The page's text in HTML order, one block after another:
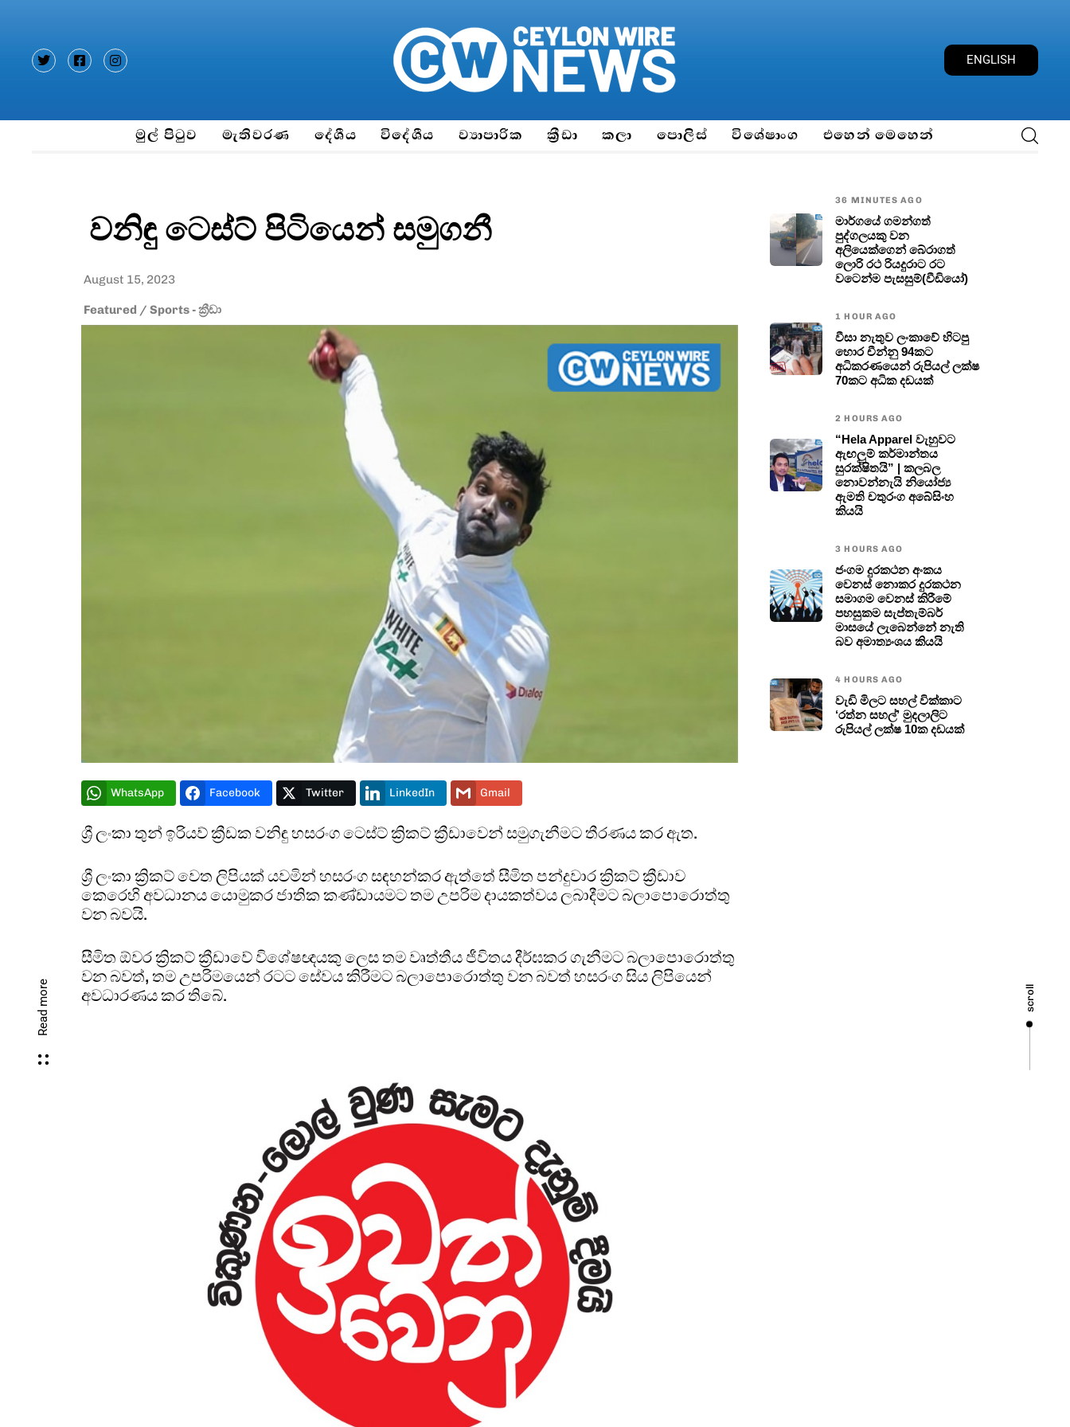
ENGLISH
මුල් පිටුව මැතිවරණ දේශීය විදේශීය ව්‍යාපාරික ක්‍රීඩා කලා පොලිස් විශේෂාංග එහෙන් මෙහෙන්
Read more scroll
වනිඳු ටෙස්ට් පිටියෙන් සමුගනී
August 15, 2023
Featured / Sports - ක්‍රීඩා
WhatsApp Facebook Twitter LinkedIn Gmail
ශ්‍රී ලංකා තුන් ඉරියව් ක්‍රීඩක වනිඳු හසරංග ටෙස්ට් ක්‍රිකට් ක්‍රීඩාවෙන් සමුගැනීමට තීරණය කර ඇත.
ශ්‍රී ලංකා ක්‍රිකට් වෙත ලිපියක් යවමින් හසරංග සඳහන්කර ඇත්තේ සීමිත පන්දුවාර ක්‍රිකට් ක්‍රීඩාව
කෙරෙහි අවධානය යොමුකර ජාතික කණ්ඩායමට තම උපරිම දායකත්වය ලබාදීමට බලාපොරොත්තු
වන බවයි.
සීමිත ඕවර ක්‍රිකට් ක්‍රීඩාවේ විශේෂඥයකු ලෙස තම වෘත්තීය ජීවිතය දීර්ඝකර ගැනීමට බලාපොරොත්තු
වන බවත්, තම උපරිමයෙන් රටට සේවය කිරීමට බලාපොරොත්තු වන බවත් හසරංග සිය ලිපියෙන්
අවධාරණය කර තිබේ.
36 MINUTES AGO
මාර්ගයේ ගමන්ගත්
පුද්ගලයකු වන
අලියෙක්ගෙන් බේරාගත්
ලොරි රථ රියදුරාට රට
වටෙන්ම පැසසුම්(වීඩියෝ)
1 HOUR AGO
වීසා නැතුව ලංකාවේ හිටපු
හොර චීන්නු 94කට
අධිකරණයෙන් රුපියල් ලක්ෂ
70කට අධික දඩයක්
2 HOURS AGO
“Hela Apparel වැහුවට
ඇඟලුම් කර්මාන්තය
සුරක්ෂිතයි” | කලබල
නොවන්නැයි නියෝජ්‍ය
ඇමති චතුරංග අබේසිංහ
කියයි
3 HOURS AGO
ජංගම දුරකථන අංකය
වෙනස් නොකර දුරකථන
සමාගම වෙනස් කිරීමේ
පහසුකම සැප්තැම්බර්
මාසයේ ලැබෙන්නේ නැති
බව අමාත්‍යංශය කියයි
4 HOURS AGO
වැඩි මිලට සහල් වික්කාට
‘රත්න සහල්’ මුදලාලිට
රුපියල් ලක්ෂ 10ක දඩයක්